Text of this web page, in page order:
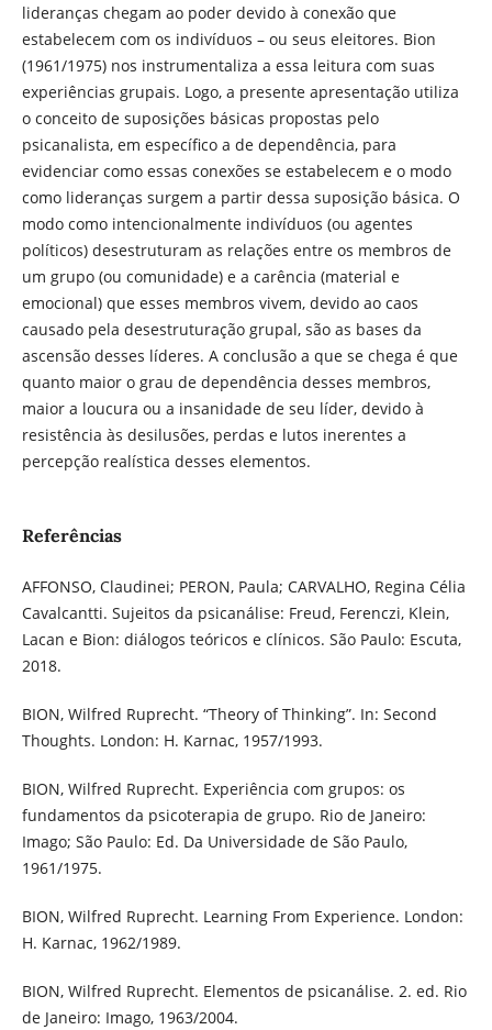
lideranças chegam ao poder devido à conexão que
estabelecem com os indivíduos – ou seus eleitores. Bion
(1961/1975) nos instrumentaliza a essa leitura com suas
experiências grupais. Logo, a presente apresentação utiliza
o conceito de suposições básicas propostas pelo
psicanalista, em específico a de dependência, para
evidenciar como essas conexões se estabelecem e o modo
como lideranças surgem a partir dessa suposição básica. O
modo como intencionalmente indivíduos (ou agentes
políticos) desestruturam as relações entre os membros de
um grupo (ou comunidade) e a carência (material e
emocional) que esses membros vivem, devido ao caos
causado pela desestruturação grupal, são as bases da
ascensão desses líderes. A conclusão a que se chega é que
quanto maior o grau de dependência desses membros,
maior a loucura ou a insanidade de seu líder, devido à
resistência às desilusões, perdas e lutos inerentes a
percepção realística desses elementos.
Referências
AFFONSO, Claudinei; PERON, Paula; CARVALHO, Regina Célia
Cavalcantti. Sujeitos da psicanálise: Freud, Ferenczi, Klein,
Lacan e Bion: diálogos teóricos e clínicos. São Paulo: Escuta,
2018.
BION, Wilfred Ruprecht. “Theory of Thinking”. In: Second
Thoughts. London: H. Karnac, 1957/1993.
BION, Wilfred Ruprecht. Experiência com grupos: os
fundamentos da psicoterapia de grupo. Rio de Janeiro:
Imago; São Paulo: Ed. Da Universidade de São Paulo,
1961/1975.
BION, Wilfred Ruprecht. Learning From Experience. London:
H. Karnac, 1962/1989.
BION, Wilfred Ruprecht. Elementos de psicanálise. 2. ed. Rio
de Janeiro: Imago, 1963/2004.